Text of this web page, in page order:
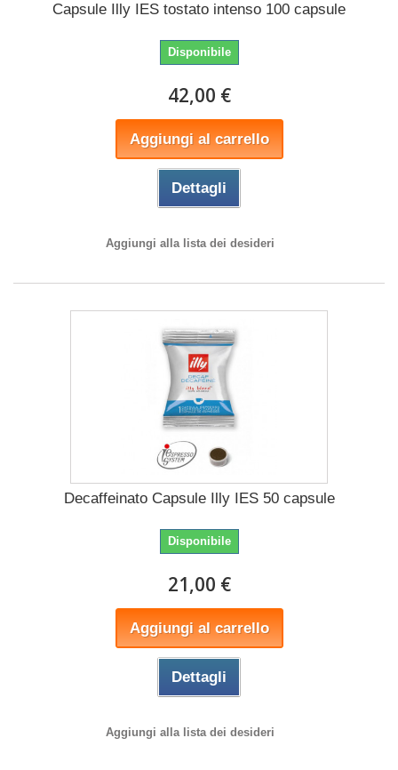
Capsule Illy IES tostato intenso 100 capsule
Disponibile
42,00 €
Aggiungi al carrello
Dettagli
Aggiungi alla lista dei desideri
Decaffeinato Capsule Illy IES 50 capsule
Disponibile
21,00 €
Aggiungi al carrello
Dettagli
Aggiungi alla lista dei desideri